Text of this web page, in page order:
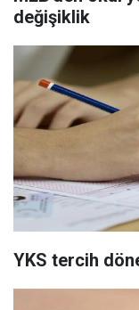
değişiklik
YKS tercih